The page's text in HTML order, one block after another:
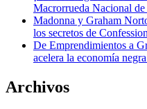
Macrorrueda Nacional
Madonna y Graham
los secretos de
De Emprendimientos a
acelera la economía
Archivos